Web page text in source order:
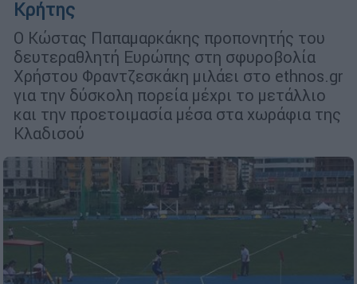
Κρήτης
Ο Κώστας Παπαμαρκάκης προπονητής του
δευτεραθλητή Ευρώπης στη σφυροβολία
Χρήστου Φραντζεσκάκη μιλάει στο ethnos.gr
για την δύσκολη πορεία μέχρι το μετάλλιο
και την προετοιμασία μέσα στα χωράφια της
Κλαδισού